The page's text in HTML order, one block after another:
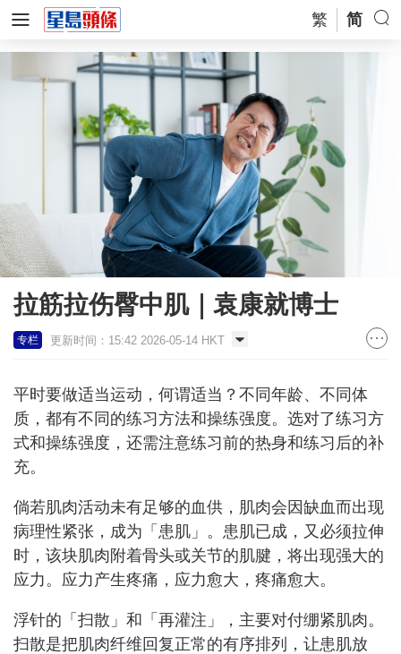
繁 简
拉筋拉伤臀中肌｜袁康就博士
专栏 更新时间：15:42 2026-05-14 HKT
平时要做适当运动，何谓适当？不同年龄、不同体
质，都有不同的练习方法和操练强度。选对了练习方
式和操练强度，还需注意练习前的热身和练习后的补
充。
倘若肌肉活动未有足够的血供，肌肉会因缺血而出现
病理性紧张，成为「患肌」。患肌已成，又必须拉伸
时，该块肌肉附着骨头或关节的肌腱，将出现强大的
应力。应力产生疼痛，应力愈大，疼痛愈大。
浮针的「扫散」和「再灌注」，主要对付绷紧肌肉。
扫散是把肌肉纤维回复正常的有序排列，让患肌放